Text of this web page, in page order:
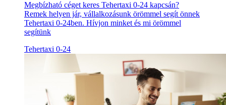
Megbízható céget keres Tehertaxi 0-24 kapcsán?
Remek helyen jár, vállalkozásunk örömmel segít önnek
Tehertaxi 0-24ben. Hívjon minket és mi örömmel
segítünk
Tehertaxi 0-24